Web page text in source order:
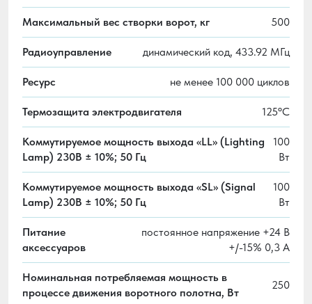
Максимальный вес створки ворот, кг 500
Радиоуправление динамический код, 433.92 МГц
Ресурс не менее 100 000 циклов
Термозащита электродвигателя 125ºС
Коммутируемое мощность выхода «LL» (Lighting
Lamp) 230B ± 10%; 50 Гц
100
Вт
Коммутируемое мощность выхода «SL» (Signal
Lamp) 230B ± 10%; 50 Гц
100
Вт
Питание
аксессуаров
постоянное напряжение +24 В
+/-15% 0,3 А
Номинальная потребляемая мощность в
процессе движения воротного полотна, Вт
250